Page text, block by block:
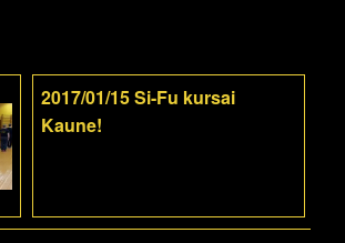
2017/01/15 Si-Fu kursai
Kaune!